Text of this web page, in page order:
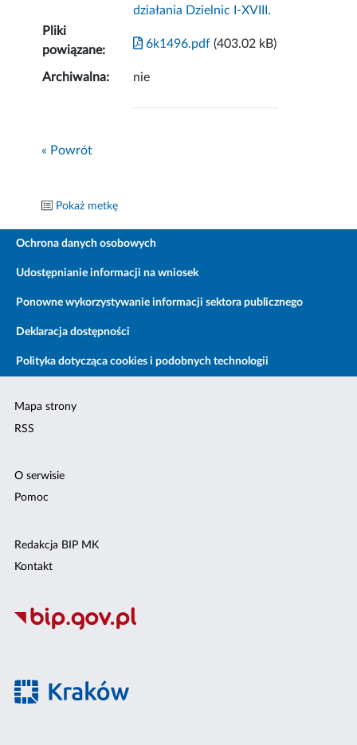
działania Dzielnic I-XVIII.
Pliki
powiązane:
6k1496.pdf (403.02 kB)
Archiwalna: nie
« Powrót
Pokaż metkę
Ochrona danych osobowych
Udostępnianie informacji na wniosek
Ponowne wykorzystywanie informacji sektora publicznego
Deklaracja dostępności
Polityka dotycząca cookies i podobnych technologii
Mapa strony
RSS
O serwisie
Pomoc
Redakcja BIP MK
Kontakt